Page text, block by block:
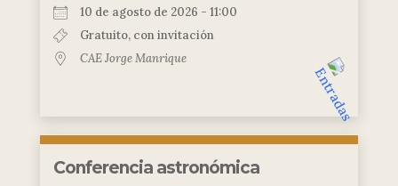
10 de agosto de 2026 - 11:00
Gratuito, con invitación
CAE Jorge Manrique
Conferencia astronómica